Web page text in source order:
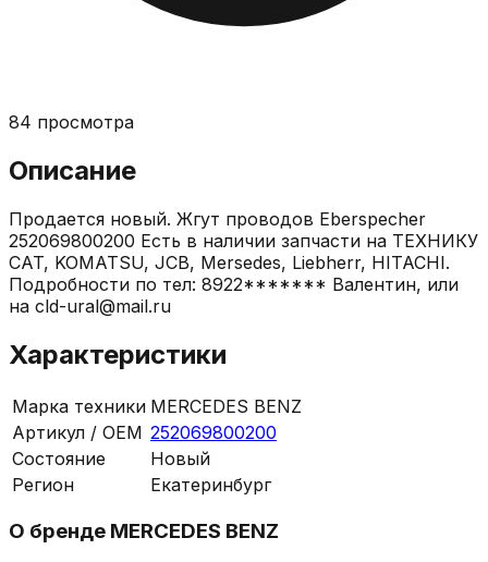
84 просмотра
Описание
Продается новый. Жгут проводов Eberspecher
252069800200 Есть в наличии запчасти на ТЕХНИКУ
CAT, KOMATSU, JCB, Mersedes, Liebherr, HITACHI.
Подробности по тел: 8922******* Валентин, или
на cld-ural@mail.ru
Характеристики
Марка техники MERCEDES BENZ
Артикул / OEM 252069800200
Состояние
Новый
Регион
Екатеринбург
О бренде MERCEDES BENZ